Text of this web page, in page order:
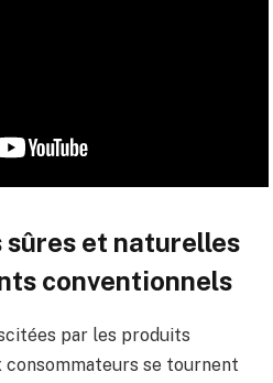
et naturelles
conventionnels
par les produits
consommateurs se tournent